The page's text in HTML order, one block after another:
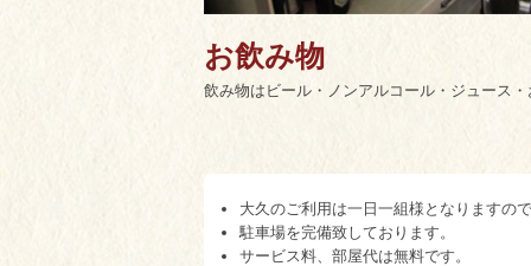
お飲み物
飲み物はビール・ノンアルコール・ジュース
大久のご利用は一日一組様となりますの
駐車場を完備致しております。
サービス料、部屋代は無料です。